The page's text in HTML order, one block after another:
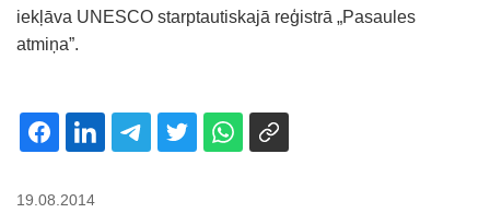
iekļāva UNESCO starptautiskajā reģistrā „Pasaules
atmiņa”.
19.08.2014